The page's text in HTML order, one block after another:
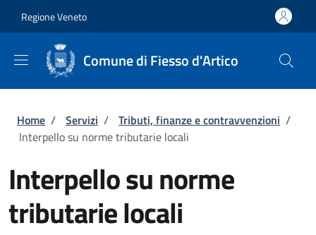
Regione Veneto
Comune di Fiesso d'Artico
Briciole di pane
Home / Servizi / Tributi, finanze e contravvenzioni /
Interpello su norme tributarie locali
Interpello su norme
tributarie locali